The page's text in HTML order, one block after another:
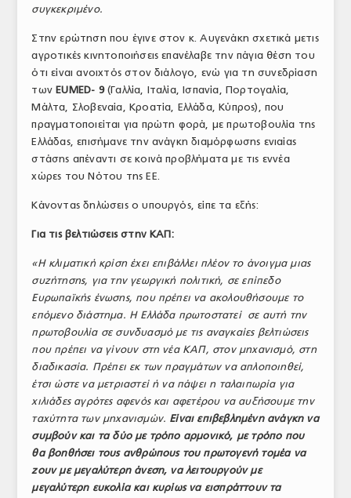
συγκεκριμένο.
Στην ερώτηση που έγινε στον κ. Αυγενάκη σχετικά μετις
αγροτικές κινητοποιήσεις επανέλαβε την πάγια θέση του
ότι είναι ανοιχτός στον διάλογο, ενώ για τη συνεδρίαση
των EUMED- 9 (Γαλλία, Ιταλία, Ισπανία, Πορτογαλία,
Μάλτα, Σλοβεναία, Κροατία, Ελλάδα, Κύπρος), που
πραγματοποιείται για πρώτη φορά, με πρωτοβουλία της
Ελλάδας, επισήμανε την ανάγκη διαμόρφωσης ενιαίας
στάσης απέναντι σε κοινά προβλήματα με τις εννέα
χώρες του Νότου της ΕΕ.
Κάνοντας δηλώσεις ο υπουργός, είπε τα εξής:
Για τις βελτιώσεις στην ΚΑΠ:
«Η κλιματική κρίση έχει επιβάλλει πλέον το άνοιγμα μιας
συζήτησης, για την γεωργική πολιτική, σε επίπεδο
Ευρωπαϊκής ένωσης, που πρέπει να ακολουθήσουμε το
επόμενο διάστημα. Η Ελλάδα πρωτοστατεί σε αυτή την
πρωτοβουλία σε συνδυασμό με τις αναγκαίες βελτιώσεις
που πρέπει να γίνουν στη νέα ΚΑΠ, στον μηχανισμό, στη
διαδικασία. Πρέπει εκ των πραγμάτων να απλοποιηθεί,
έτσι ώστε να μετριαστεί ή να πάψει η ταλαιπωρία για
χιλιάδες αγρότες αφενός και αφετέρου να αυξήσουμε την
ταχύτητα των μηχανισμών. Είναι επιβεβλημένη ανάγκη να
συμβούν και τα δύο με τρόπο αρμονικό, με τρόπο που
θα βοηθήσει τους ανθρώπους του πρωτογενή τομέα να
ζουν με μεγαλύτερη άνεση, να λειτουργούν με
μεγαλύτερη ευκολία και κυρίως να εισπράττουν τα